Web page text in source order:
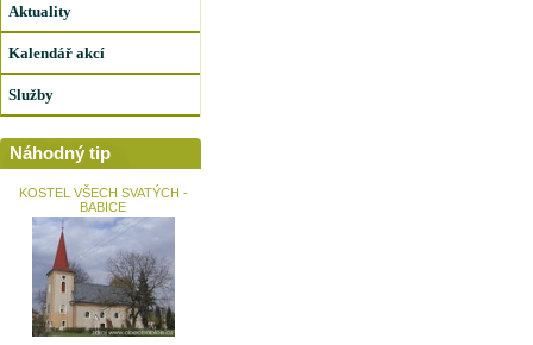
Aktuality
Kalendář akcí
Služby
Náhodný tip
KOSTEL VŠECH SVATÝCH -
BABICE